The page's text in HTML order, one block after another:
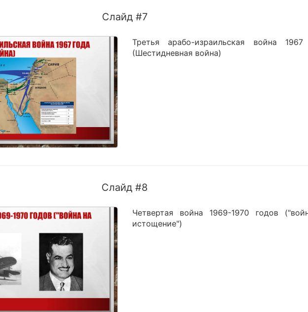
Слайд #7
Третья арабо-израильская война 1967
(Шестидневная война)
Слайд #8
Четвертая война 1969-1970 годов
истощение")